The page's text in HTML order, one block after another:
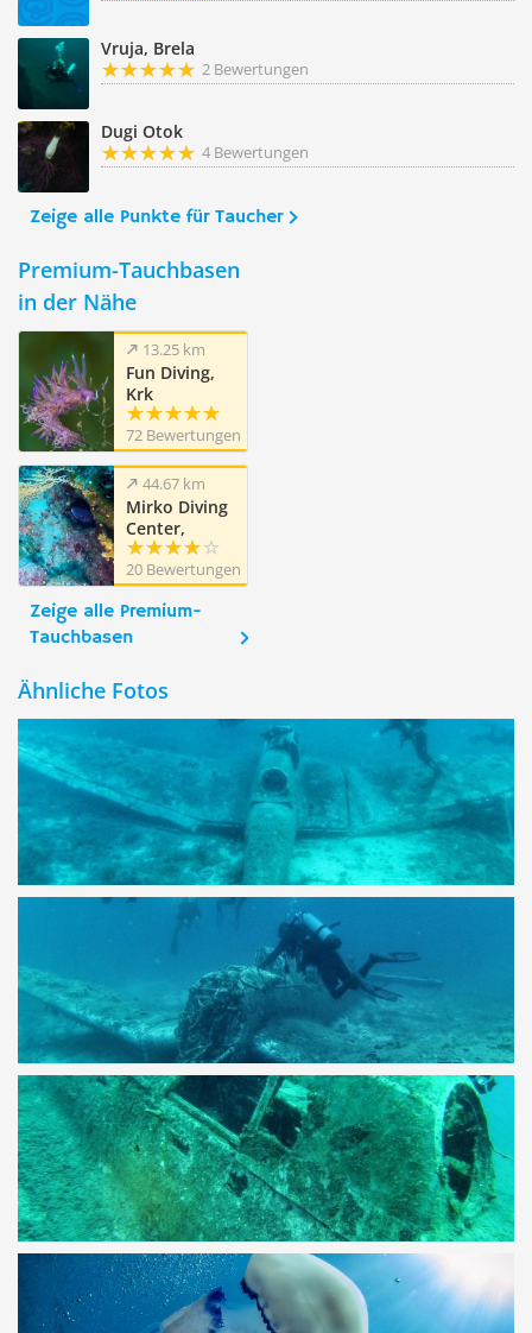
Vruja, Brela
2 Bewertungen
Dugi Otok
4 Bewertungen
Zeige alle Punkte für Taucher
Premium-Tauchbasen
in der Nähe
13.25 km
Fun Diving,
Krk
72 Bewertungen
44.67 km
Mirko Diving
Center,
Barbat, Insel
Rab
20 Bewertungen
Zeige alle Premium-
Tauchbasen
Ähnliche Fotos